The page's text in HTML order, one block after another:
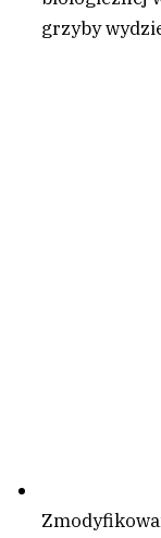
grzyby